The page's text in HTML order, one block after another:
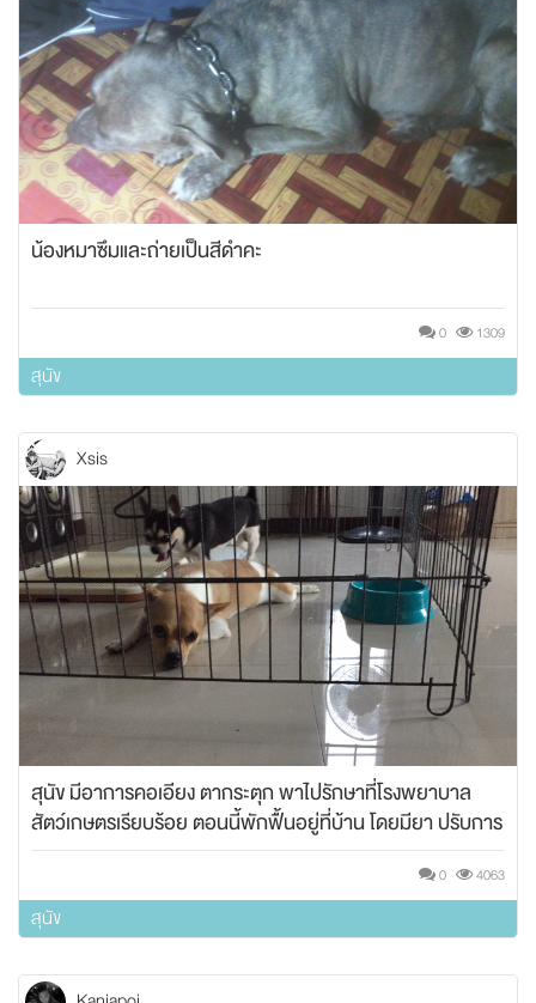
น้องหมาซึมและถ่ายเป็นสีดำคะ
0 1309
สุนัข
Xsis
สุนัข มีอาการคอเอียง ตากระตุก พาไปรักษาที่โรงพยาบาล
สัตว์เกษตรเรียบร้อย ตอนนี้พักฟื้นอยู่ที่บ้าน โดยมียา ปรับการ
ทรงตัว/ยาบำรุงสมอง/วิตามิน อยากสอบถามว่า เค้าควรจะ
ทานอาหารอะไรครับ เพราะตอนนี้กินอาหารที่เค้ากินอยู่ทุกวัน
1-2วันแรกทานปกติ แต่วันนี้เค้าไม่อยาก
0 4063
สุนัข